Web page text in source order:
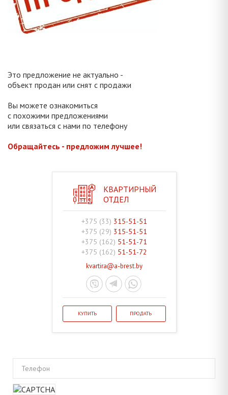
Это предложение не актуально -
объект продан или снят с продажи
Вы можете ознакомиться
с похожими предложениями
или связаться с нами по телефону
Обращайтесь - предложим лучшее!
КВАРТИРНЫЙ
ОТДЕЛ
+375 (33) 315-51-51
+375 (29) 315-51-51
+375 (162) 51-51-71
+375 (162) 51-51-72
kvartira@a-brest.by
КУПИТЬ ПРОДАТЬ
Телефон